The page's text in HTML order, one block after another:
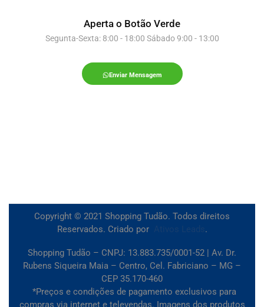
Aperta o Botão Verde
Segunta-Sexta: 8:00 - 18:00 Sábado 9:00 - 13:00
Enviar Mensagem
Copyright © 2021 Shopping Tudão. Todos direitos
Reservados. Criado por
.
Shopping Tudão – CNPJ: 13.883.735/0001-52 | Av. Dr.
Rubens Siqueira Maia – Centro, Cel. Fabriciano – MG –
CEP 35.170-460
*Preços e condições de pagamento exclusivos para
compras via internet e televendas. Imagens dos produtos